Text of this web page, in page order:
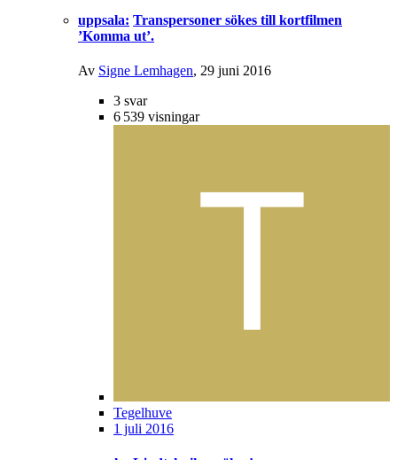
uppsala: Transpersoner sökes till kortfilmen
’Komma ut’.
Av Signe Lemhagen, 29 juni 2016
3 svar
6 539 visningar
Tegelhuve
1 juli 2016